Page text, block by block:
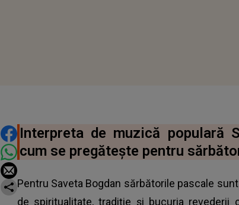
DISTRIBUIE ARTICOLUL
Interpreta de muzică populară
cum se pregătește pentru
Pentru Saveta Bogdan sărbătorile pascale
de spiritualitate, tradiție și bucuria revederii